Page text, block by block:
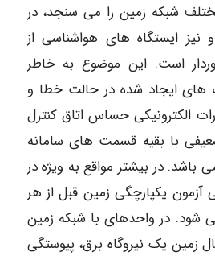
شبکه زمین را می سنجد، در
نیز ایستگاه های هواشناسی از
است. این موضوع به خاطر
های ایجاد شده در حالت خطا و
الکترونیکی حساس اتاق کنترل
با بقیه قسمت های سامانه
باشد. در بیشتر مواقع به ویژه در
یکپارچگی زمین قبل از هر
شود. در واحدهای با شبکه زمین
زمین یک نیروگاه برق، پیوستگی